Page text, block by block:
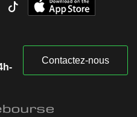
Contactez-nous